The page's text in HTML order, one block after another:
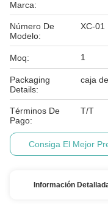
Marca:
Número De
Modelo:
XC-01
Moq: 1
Packaging
Details:
caja
Términos De
Pago:
T/T
Consiga El Mejor
Información